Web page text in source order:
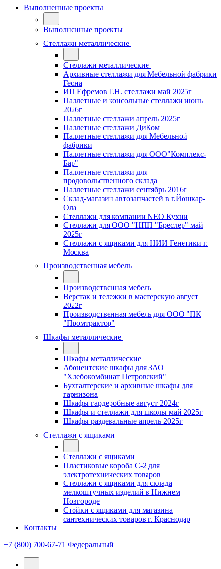
Выполненные проекты
Выполненные проекты
Стеллажи металлические
Стеллажи металлические
Архивные стеллажи для Мебельной фабрики
Геона
ИП Ефремов Г.Н. стеллажи май 2025г
Паллетные и консольные стеллажи июнь
2026г
Паллетные стеллажи апрель 2025г
Паллетные стеллажи ДиКом
Паллетные стеллажи для Мебельной
фабрики
Паллетные стеллажи для ООО"Комплекс-
Бар"
Паллетные стеллажи для
продовольственного склада
Паллетные стеллажи сентябрь 2016г
Склад-магазин автозапчастей в г.Йошкар-
Ола
Стеллажи для компании NEO Кухни
Стеллажи для ООО "НПП "Бреслер" май
2025г
Стеллажи с ящиками для НИИ Генетики г.
Москва
Производственная мебель
Производственная мебель
Верстак и тележки в мастерскую август
2022г
Производственная мебель для ООО "ПК
"Промтрактор"
Шкафы металлические
Шкафы металлические
Абонентские шкафы для ЗАО
"Хлебокомбинат Петровский"
Бухгалтерские и архивные шкафы для
гарнизона
Шкафы гардеробные август 2024г
Шкафы и стеллажи для школы май 2025г
Шкафы раздевальные апрель 2025г
Стеллажи с ящиками
Стеллажи с ящиками
Пластиковые короба С-2 для
электротехнических товаров
Стеллажи с ящиками для склада
мелкоштучных изделий в Нижнем
Новгороде
Стойки с ящиками для магазина
сантехнических товаров г. Краснодар
Контакты
+7 (800) 700-67-71 Федеральный